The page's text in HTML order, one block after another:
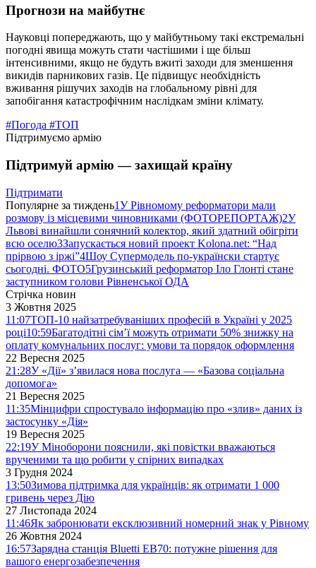
Прогнози на майбутнє
Науковці попереджають, що у майбутньому такі екстремальні
погодні явища можуть стати частішими і ще більш
інтенсивними, якщо не будуть вжиті заходи для зменшення
викидів парникових газів. Це підвищує необхідність
вживання рішучих заходів на глобальному рівні для
запобігання катастрофічним наслідкам зміни клімату.
#Погода #ТОП
Підтримуємо армію
Підтримуй армію — захищай країну
Підтримати
Популярне за тиждень1У Рівномому реформатори мали
розмову із місцевими чиновниками (ФОТОРЕПОРТАЖ)2У
Львові винайшли сонячний колектор, який здатний обігріти
всю оселю3Запускається новий проект Kolona.net: “Над
прірвою з іржі”4Шоу Супермодель по-українски стартує
сьогодні. ФОТО5Грузинський реформатор Іло Глонті стане
заступником голови Рівненської ОДА
Стрічка новин
3 Жовтня 2025
11:07ТОП-10 найзатребуваніших професій в Україні у 2025
році10:59Багатодітні сім’ї можуть отримати 50% знижку на
оплату комунальних послуг: умови та порядок оформлення
22 Вересня 2025
21:28У «Дії» з’явилася нова послуга — «Базова соціальна
допомога»
21 Вересня 2025
11:35Мінцифри спростувало інформацію про «злив» даних із
застосунку «Дія»
19 Вересня 2025
22:19У Міноборони пояснили, які повістки вважаються
врученими та що робити у спірних випадках
3 Грудня 2024
13:50Зимова підтримка для українців: як отримати 1 000
гривень через Дію
27 Листопада 2024
11:46Як забронювати ексклюзивний номерний знак у Рівному
26 Жовтня 2024
16:57Зарядна станція Bluetti EB70: потужне рішення для
вашого енергозабезпечення